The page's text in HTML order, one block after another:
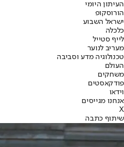
העיתון היומי
הורוסקופ
ישראל השבוע
כלכלה
לייף סטייל
מעריב לנוער
טכנולוגיה מדע וסביבה
העולם
משחקים
פודקאסטים
וידאו
אנחנו מגייסים
X
שיתוף כתבה